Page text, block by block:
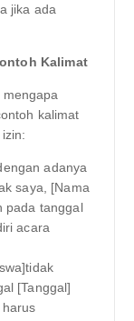
jika ada
Kalimat
kalimat
adanya
saya, [Nama
pada tanggal
acara
[Tanggal]